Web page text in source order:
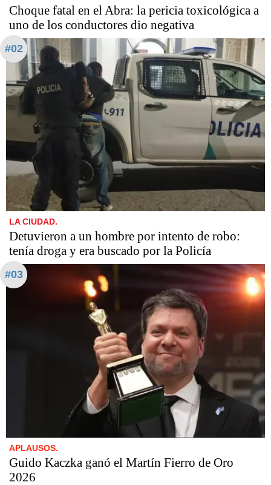
Choque fatal en el Abra: la pericia toxicológica a
uno de los conductores dio negativa
#02
LA CIUDAD.
Detuvieron a un hombre por intento de robo:
tenía droga y era buscado por la Policía
#03
APLAUSOS.
Guido Kaczka ganó el Martín Fierro de Oro
2026